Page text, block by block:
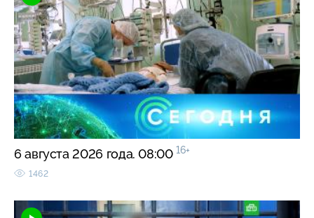
6 августа 2026 года. 08:00 16+
1462